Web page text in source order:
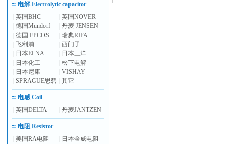
电解 Electrolytic capacitor
|英国BHC |英国NOVER
|德国Mundorf |丹麦 JENSEN
|德国 EPCOS |瑞典RIFA
|飞利浦 |西门子
日本ELNA
日本三洋
日本化工 |松下电解
日本尼康 |VISHAY
|SPRAGUE思碧 |其它
电感 Coil
|英国DELTA |丹麦JANTZEN
电阻 Resistor
|美国RA电阻
日本金威电阻